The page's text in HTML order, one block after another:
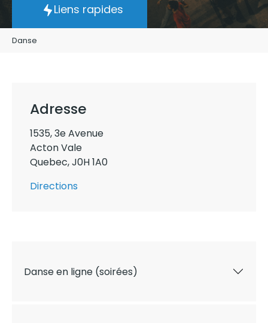
Liens rapides
Danse
Adresse
1535,3e Avenue
Acton Vale
Quebec,J0H 1A0
Directions
Danse en ligne (soirées)